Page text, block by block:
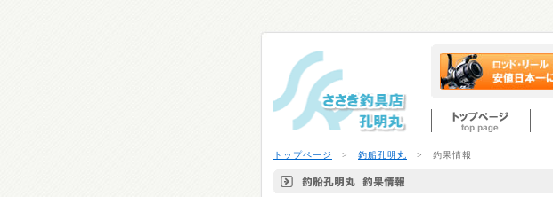
トップページ > 釣船孔明丸 > 釣果情報